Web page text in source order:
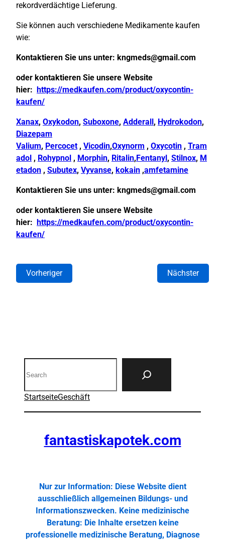
rekordverdächtige Lieferung.
Sie können auch verschiedene Medikamente kaufen
wie:
Kontaktieren Sie uns unter: kngmeds@gmail.com
oder kontaktieren Sie unsere Website
hier:
https://medkaufen.com/product/oxycontin-
kaufen/
Xanax, Oxykodon, Suboxone, Adderall , Hydrokodon,
Diazepam
Valium, Percocet, Vicodin,Oxynorm , Oxycotin , Tram
adol , Rohypnol , Morphin, Ritalin, Fentanyl , Stilnox, M
etadon , Subutex, Vyvanse, kokain ,amfetamine
Kontaktieren Sie uns unter: kngmeds@gmail.com
oder kontaktieren Sie unsere Website
hier:
https://medkaufen.com/product/oxycontin-
kaufen/
Vorheriger Nächster
StartseiteGeschäft
fantastiskapotek.com
Nur zur Information: Diese Website dient
ausschließlich allgemeinen Bildungs- und
Informationszwecken. Keine medizinische
Beratung: Die Inhalte ersetzen keine
professionelle medizinische Beratung, Diagnose